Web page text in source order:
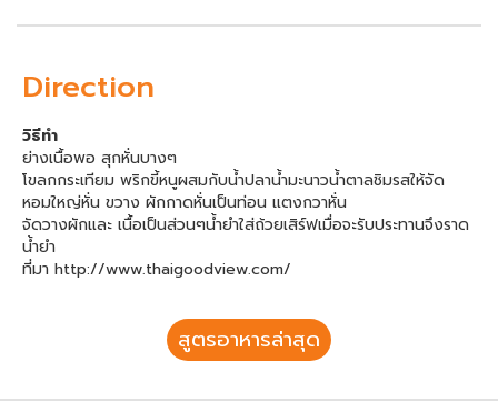
Direction
วิธีทำ
ย่างเนื้อพอ สุกหั่นบางๆ
โขลกกระเทียม พริกขี้หนูผสมกับน้ำปลาน้ำมะนาวน้ำตาลชิมรสให้จัด
หอมใหญ่หั่น ขวาง ผักกาดหั่นเป็นท่อน แตงกวาหั่น
จัดวางผักและ เนื้อเป็นส่วนๆน้ำยำใส่ถ้วยเสิร์ฟเมื่อจะรับประทานจึงราด
น้ำยำ
ที่มา http://www.thaigoodview.com/
สูตรอาหารล่าสุด